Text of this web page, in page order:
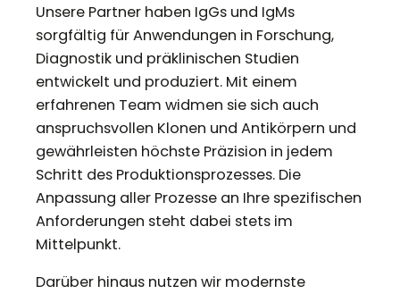
Unsere Partner haben IgGs und IgMs
sorgfältig für Anwendungen in Forschung,
Diagnostik und präklinischen Studien
entwickelt und produziert. Mit einem
erfahrenen Team widmen sie sich auch
anspruchsvollen Klonen und Antikörpern und
gewährleisten höchste Präzision in jedem
Schritt des Produktionsprozesses. Die
Anpassung aller Prozesse an Ihre spezifischen
Anforderungen steht dabei stets im
Mittelpunkt.
Darüber hinaus nutzen wir modernste